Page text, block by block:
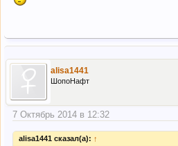
alisa1441
ШопоНафт
7 Октябрь 2014 в 12:32
alisa1441 сказал(а): ↑